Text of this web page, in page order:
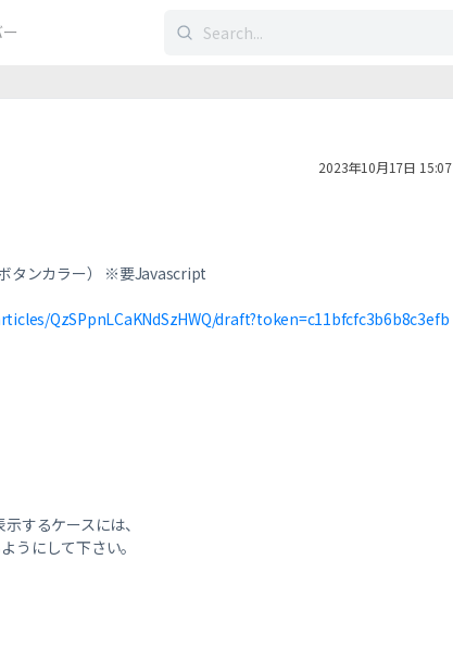
検
2023年10月17日 15:07
タンカラー） ※要Javascript
QzSPpnLCaKNdSzHWQ/draft?token=c11bfcfc3b6b8c3efb
するケースには、
うにして下さい。